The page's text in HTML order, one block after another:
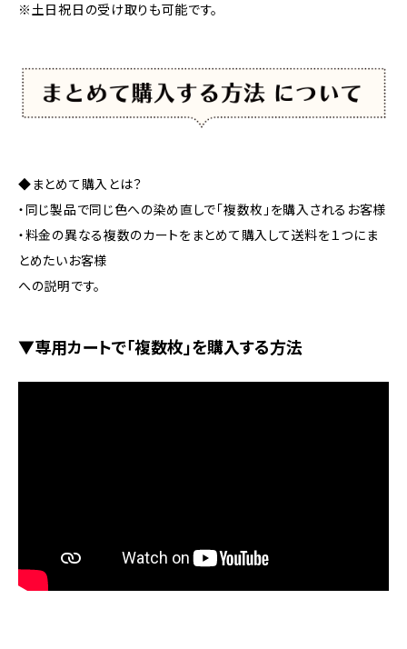
※土日祝日の受け取りも可能です。
◆まとめて購入とは？
・同じ製品で同じ色への染め直しで「複数枚」を購入されるお客様
・料金の異なる複数のカートをまとめて購入して送料を１つにま
とめたいお客様
への説明です。
▼専用カートで「複数枚」を購入する方法